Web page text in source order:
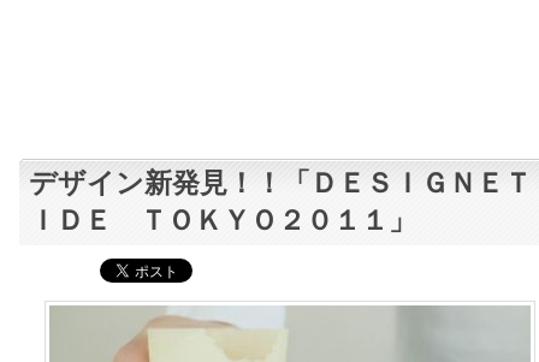
デザイン新発見！！「ＤＥＳＩＧＮＥＴ
ＩＤＥ ＴＯＫＹＯ２０１１」